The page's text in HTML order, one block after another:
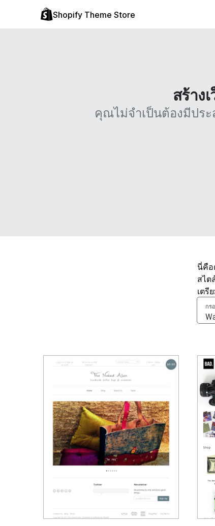
Shopify Theme Store
สร้าง
คุณไม่จำเป็นต้องมีปร
นี่คือ
สไต
เตรี
กร